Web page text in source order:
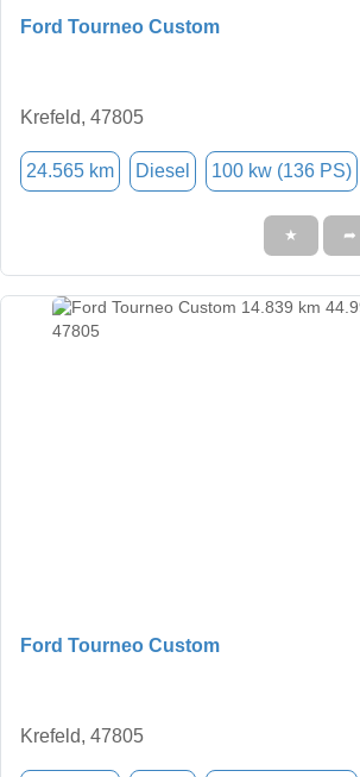
Ford Tourneo Custom
Krefeld, 47805
24.565 km Diesel 100 kw (136 PS)
★ ➦
Ford Tourneo Custom
Krefeld, 47805